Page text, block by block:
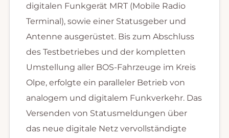
digitalen Funkgerät MRT (Mobile Radio
Terminal), sowie einer Statusgeber und
Antenne ausgerüstet. Bis zum Abschluss
des Testbetriebes und der kompletten
Umstellung aller BOS-Fahrzeuge im Kreis
Olpe, erfolgte ein paralleler Betrieb von
analogem und digitalem Funkverkehr. Das
Versenden von Statusmeldungen über
das neue digitale Netz vervollständigte